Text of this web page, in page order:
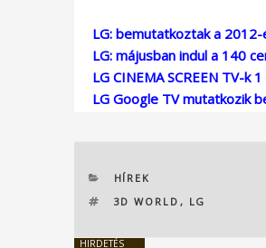
LG: bemutatkoztak a
LG: májusban indul a 140
LG CINEMA SCREEN TV-
LG Google TV mutatkozik
KATEGÓRIÁK
HÍREK
CÍMKÉK
3D WORLD , LG
HIRDETÉS